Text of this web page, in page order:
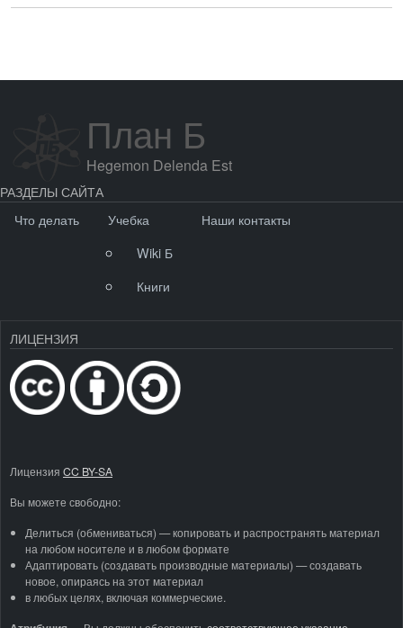
План Б
Hegemon Delenda Est
РАЗДЕЛЫ САЙТА
Что делать
Учебка
Wiki Б
Книги
Наши контакты
ЛИЦЕНЗИЯ
Лицензия CC BY-SA
Вы можете свободно:
Делиться (обмениваться) — копировать и распространять материал
на любом носителе и в любом формате
Адаптировать (создавать производные материалы) — создавать
новое, опираясь на этот материал
в любых целях, включая коммерческие.